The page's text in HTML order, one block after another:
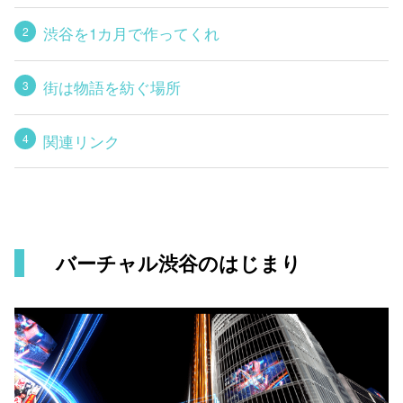
渋谷を1カ月で作ってくれ
街は物語を紡ぐ場所
関連リンク
バーチャル渋谷のはじまり